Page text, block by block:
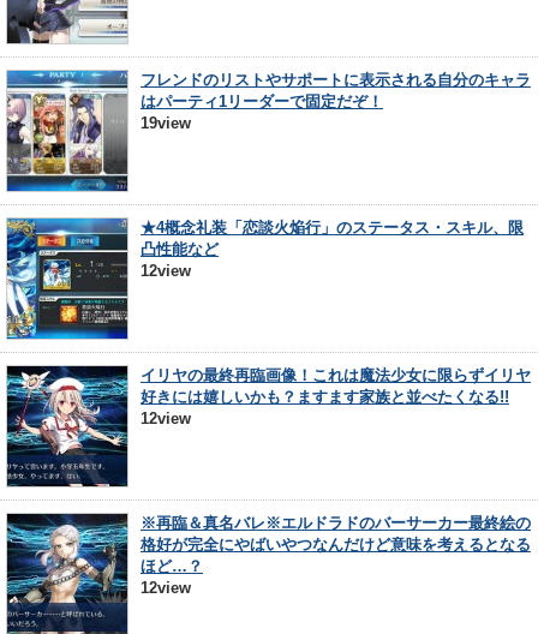
フレンドのリストやサポートに表示される自分のキャラ
はパーティ1リーダーで固定だぞ！
19view
★4概念礼装「恋談火焔行」のステータス・スキル、限
凸性能など
12view
イリヤの最終再臨画像！これは魔法少女に限らずイリヤ
好きには嬉しいかも？ますます家族と並べたくなる!!
12view
※再臨＆真名バレ※エルドラドのバーサーカー最終絵の
格好が完全にやばいやつなんだけど意味を考えるとなる
ほど…？
12view